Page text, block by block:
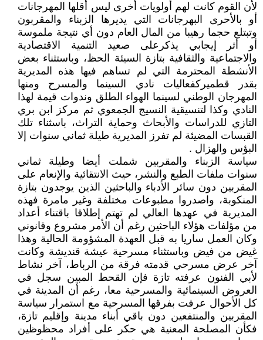
لأن القوم كانت لهم أولويات أخرى ليس أقلها المهرجانات
أو بالأحرى البهرجانات التي يديرها الزبناء والمقربون
وتبتلع حجما رهيبا من المال العام دون أي نتيجة ملموسة
أو أثر إيجابي يذكرعلى صعيد التنمية الاقتصادية
والاجتماعية والثقافية بتازة السيئة الحظ، وباستثناء بعض
الأنشطة المحترمة التي لم تساهم فيها هذه المديرية
بقدر قطميركفعاليات نادي السينما والمسرح ومنها
المهرجان الوطني لسينما الهواء الطلق وندوات قيمة لهذا
النادي وكذا لتنسيقية النسيج الجمعوي ثم مركز ابن بري
التازي للدراسات والأبحاث وحماية التراث، باسثناء تلك
القبسات المضيئة لم تفرز المديرية طيلة ثماني سنوات إلا
البؤس والهزال .
سياسة الزبناء والمقربين شملت أيضا وطيلة ثماني
سنوات ملفات الطبع والنشر، حيث الانتقائية والإنعام على
المقربين دون سائر الأدباء والباحثين الذين يوجدون بتازة
المنكوبة، واصدروا مطبوعات مختلفة وغير مامرة فهذه
المديرية في عهدها العالي لم تهتم إطلاقا باقتناء أعداد
من مؤلفات هؤلاء الباحثين رغم أن الأمر مشروع وقانوني
وكان العمل ساريا به قبل العهدة المشؤومة الحالية وهذا
غيض من فيض وباستثناء مسرحية عيشة قنديشة وكانت
آخر عرض مسرحي قدمته فرقة من الرباط، آخر نشاط
لأبي الفنون عرفته تازة فإن القحط المبين سجل في
العروض السينمائية والمسرحية معا، رغم أن المدينة في
كل الأحوال عرفت بفرقها المسرحية مع استمرار سياسة
المقربين والمنتفعين دون باقي أبناء مدينة وإقليم تازة،
فكأن المصلحة المعنية هي حكر على أفراد محظوظين